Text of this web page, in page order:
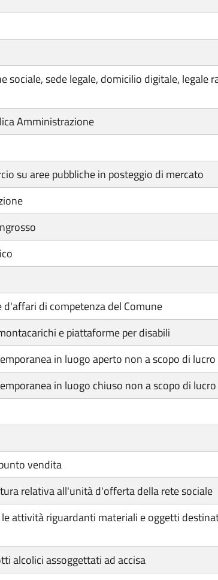
sede legale, domicilio digitale, legale
Amministrazione
su aree pubbliche in posteggio di mercato
di competenza del Comune
e piattaforme per disabili
in luogo aperto non a scopo di lucro
in luogo chiuso non a scopo di lucro
vendita
relativa all'unità d'offerta della rete sociale
attività riguardanti materiali e oggetti
alcolici assoggettati ad accisa